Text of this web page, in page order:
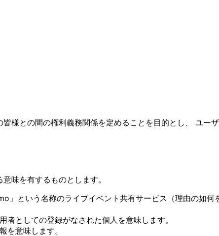
様との間の権利義務関係を定めることを目的とし、 ユー
味を有するものとします。
」という名称のライブイベント共有サービス（理由の如
者としての登録がなされた個人を意味します。
を意味します。